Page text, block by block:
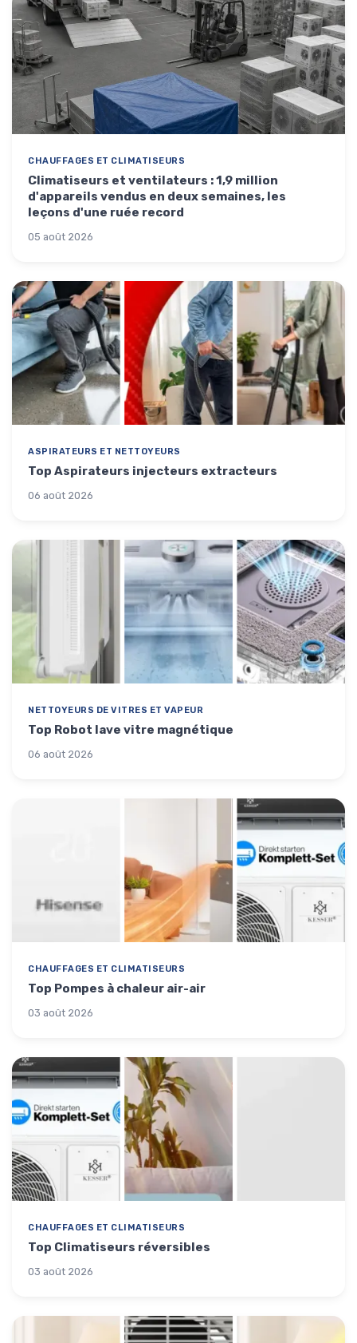
CHAUFFAGES ET CLIMATISEURS
Climatiseurs et ventilateurs : 1,9 million
d'appareils vendus en deux semaines, les
leçons d'une ruée record
05 août 2026
ASPIRATEURS ET NETTOYEURS
Top Aspirateurs injecteurs extracteurs
06 août 2026
NETTOYEURS DE VITRES ET VAPEUR
Top Robot lave vitre magnétique
06 août 2026
CHAUFFAGES ET CLIMATISEURS
Top Pompes à chaleur air-air
03 août 2026
CHAUFFAGES ET CLIMATISEURS
Top Climatiseurs réversibles
03 août 2026